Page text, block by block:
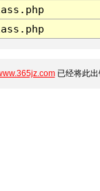
已经将此出